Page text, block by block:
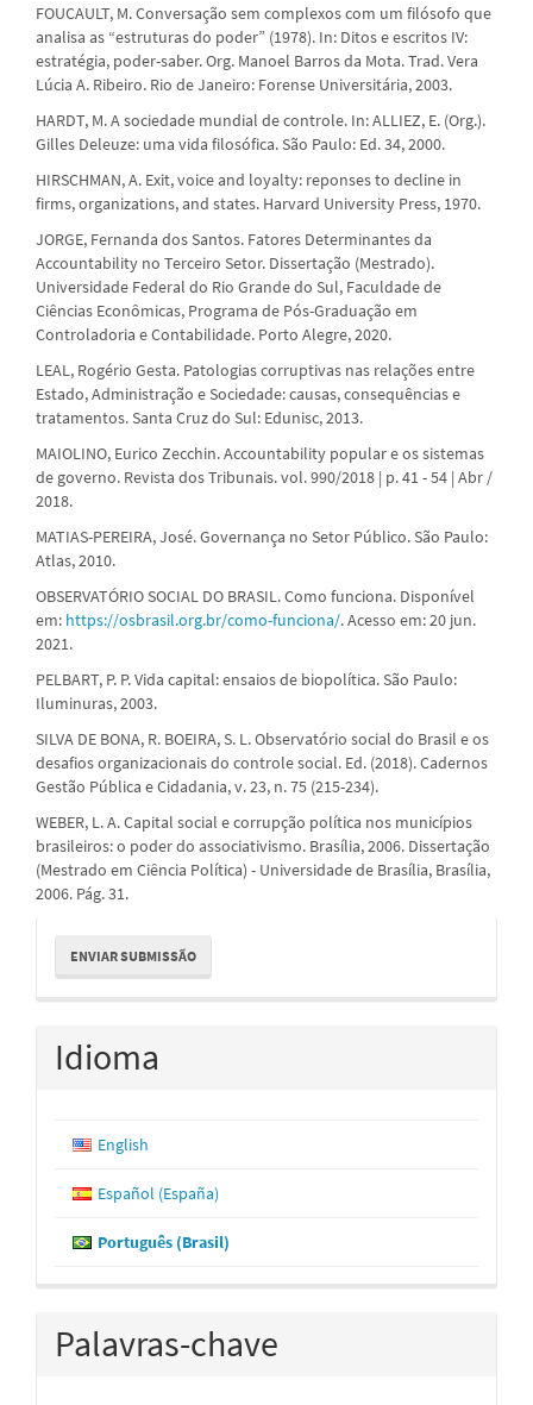
FOUCAULT, M. Conversação sem complexos com um filósofo que
analisa as “estruturas do poder” (1978). In: Ditos e escritos IV:
estratégia, poder-saber. Org. Manoel Barros da Mota. Trad. Vera
Lúcia A. Ribeiro. Rio de Janeiro: Forense Universitária, 2003.
HARDT, M. A sociedade mundial de controle. In: ALLIEZ, E. (Org.).
Gilles Deleuze: uma vida filosófica. São Paulo: Ed. 34, 2000.
HIRSCHMAN, A. Exit, voice and loyalty: reponses to decline in
firms, organizations, and states. Harvard University Press, 1970.
JORGE, Fernanda dos Santos. Fatores Determinantes da
Accountability no Terceiro Setor. Dissertação (Mestrado).
Universidade Federal do Rio Grande do Sul, Faculdade de
Ciências Econômicas, Programa de Pós-Graduação em
Controladoria e Contabilidade. Porto Alegre, 2020.
LEAL, Rogério Gesta. Patologias corruptivas nas relações entre
Estado, Administração e Sociedade: causas, consequências e
tratamentos. Santa Cruz do Sul: Edunisc, 2013.
MAIOLINO, Eurico Zecchin. Accountability popular e os sistemas
de governo. Revista dos Tribunais. vol. 990/2018 | p. 41 - 54 | Abr /
2018.
MATIAS-PEREIRA, José. Governança no Setor Público. São Paulo:
Atlas, 2010.
OBSERVATÓRIO SOCIAL DO BRASIL. Como funciona. Disponível
em: https://osbrasil.org.br/como-funciona/. Acesso em: 20 jun.
2021.
PELBART, P. P. Vida capital: ensaios de biopolítica. São Paulo:
Iluminuras, 2003.
SILVA DE BONA, R. BOEIRA, S. L. Observatório social do Brasil e os
desafios organizacionais do controle social. Ed. (2018). Cadernos
Gestão Pública e Cidadania, v. 23, n. 75 (215-234).
WEBER, L. A. Capital social e corrupção política nos municípios
brasileiros: o poder do associativismo. Brasília, 2006. Dissertação
(Mestrado em Ciência Política) - Universidade de Brasília, Brasília,
2006. Pág. 31.
Enviar
Submissão
ENVIAR SUBMISSÃO
Idioma
English
Español (España)
Português (Brasil)
Palavras-chave